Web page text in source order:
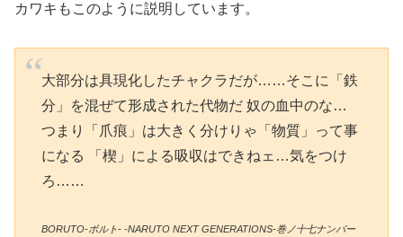
カワキもこのように説明しています。
大部分は具現化したチャクラだが……そこに「鉄
分」を混ぜて形成された代物だ 奴の血中のな…
つまり「爪痕」は大きく分けりゃ「物質」って事
になる 「楔」による吸収はできねェ…気をつけ
ろ……
BORUTO-ボルト- -NARUTO NEXT GENERATIONS-巻ノ十七ナンバー